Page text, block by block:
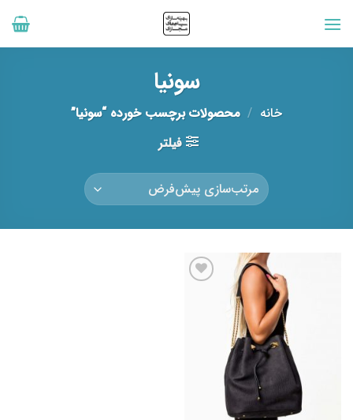
محتوا
سونیا
خانه / محصولات برچسب خورده “سونیا”
فیلتر